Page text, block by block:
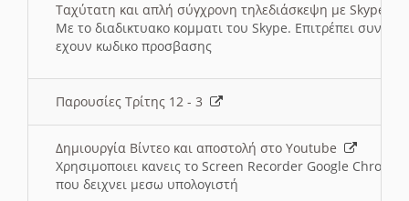
Ταχύτατη και απλή σύγχρονη τηλεδιάσκεψη με Skype
Με το διαδικτυακο κομματι του Skype. Επιτρέπει
εχουν κωδικο προσβασης
Παρουσίες Τρίτης 12 - 3
Δημιουργία Βίντεο και αποστολή στο Youtube
Χρησιμοποιει κανεις το Screen Recorder Google Chrome
που δειχνει μεσω υπολογιστή